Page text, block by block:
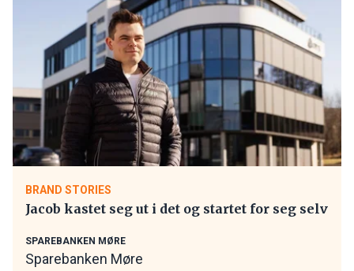
BRAND STORIES
Jacob kastet seg ut i det og startet for seg selv
SPAREBANKEN MØRE
Sparebanken Møre